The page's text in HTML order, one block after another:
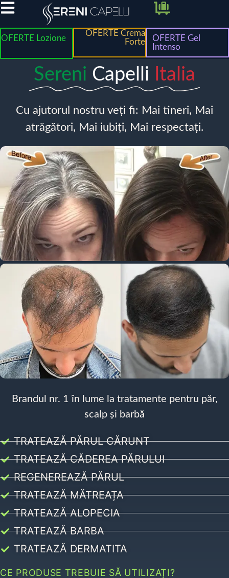
OFERTE Lozione
OFERTE Crema
Forte
OFERTE Gel
Intenso
Sereni Capelli Italia
Cu ajutorul nostru veți fi: Mai tineri, Mai
atrăgători, Mai iubiți, Mai respectați.
Brandul nr. 1 în lume la tratamente pentru păr,
scalp și barbă
TRATEAZĂ PĂRUL CĂRUNT
TRATEAZĂ CĂDEREA PĂRULUI
REGENEREAZĂ PĂRUL
TRATEAZĂ MĂTREAȚA
TRATEAZĂ ALOPECIA
TRATEAZĂ BARBA
TRATEAZĂ DERMATITA
CE PRODUSE TREBUIE SĂ UTILIZAȚI?